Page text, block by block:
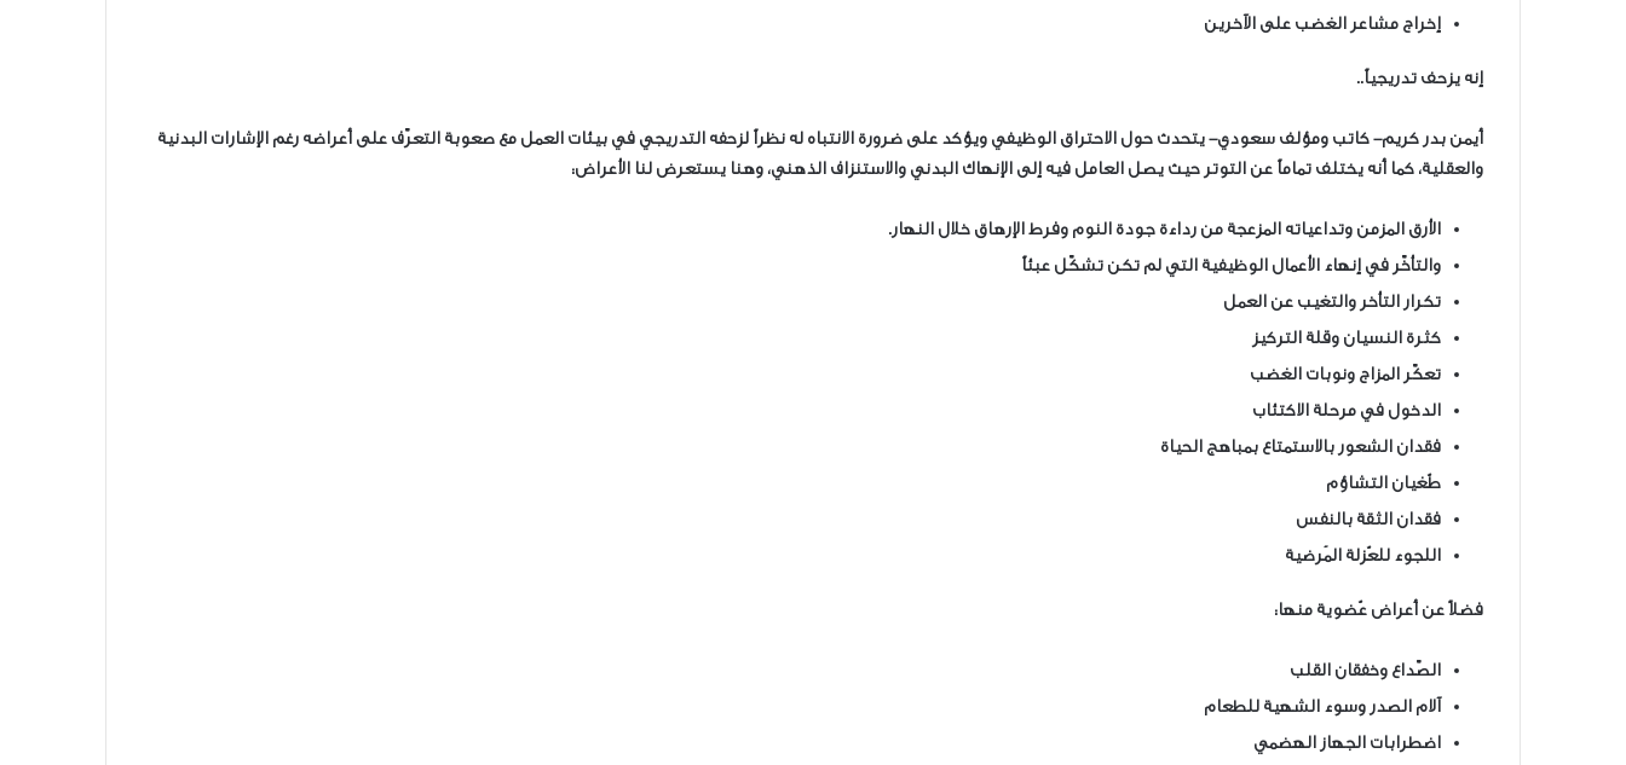
إخراج مشاعر الغضب على الآخرين
إنه يزحف تدريجياً..
أيمن بدر كريم- كاتب ومؤلف سعودي- يتحدث حول الاحتراق الوظيفي ويؤكد على ضرورة الانتباه له نظراً لزحفه التدريجي في بيئات العمل مع صعوبة التعرّف على أعراضه رغم الإشارات البدنية
والعقلية، كما أنه يختلف تماماً عن التوتر حيث يصل العامل فيه إلى الإنهاك البدني والاستنزاف الذهني، وهنا يستعرض لنا الأعراض:
الأرق المزمن وتداعياته المزعجة من رداءة جودة النوم وفرط الإرهاق خلال النهار.
والتأخّر في إنهاء الأعمال الوظيفية التي لم تكن تشكّل عبئاً
تكرار التأخر والتغيب عن العمل
كثرة النسيان وقلة التركيز
تعكّر المزاج ونوبات الغضب
الدخول في مرحلة الاكتئاب
فقدان الشعور بالاستمتاع بمباهج الحياة
طُغيان التشاؤم
فقدان الثقة بالنفس
اللجوء للعُزلة المَرضية
فضلاً عن أعراض عُضوية منها:
الصّداع وخفقان القلب
آلام الصدر وسوء الشهية للطعام
اضطرابات الجهاز الهضمي